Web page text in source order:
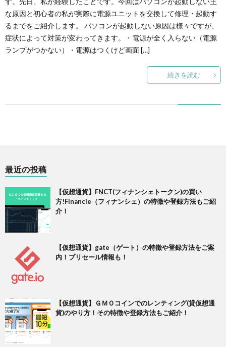
シ
な原因と初心者の私が実際に電源ユニットを交換して修理・起動す
るまでをご紹介します。 パソコンが起動しない原因は様々ですが、
症状によって対策が変わってきます。・電源が全く入らない（電源
ランプがつかない）・電源はつくけど画面 […]
続きを読む
最近の投稿
【仮想通貨】FNCT(フィナンシェトークン)の買い
方!Financie（フィナンシェ）の特徴や登録方法もご紹
介！
【仮想通貨】gate（ゲート）の特徴や登録方法をご案
内！プリセール情報も！
【仮想通貨】ＧＭＯコインでのレンティング(貸仮想通
貨)のやり方！その特徴や登録方法もご紹介！